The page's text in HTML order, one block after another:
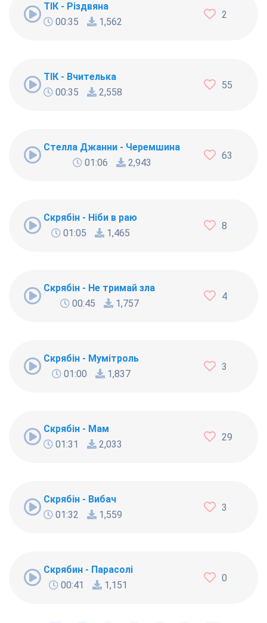
ТІК - Різдвяна
00:35
1,562
2
ТІК - Вчителька
00:35
2,558
55
Стелла Джанни - Черемшина
01:06
2,943
63
Скрябін - Ніби в раю
01:05
1,465
8
Скрябін - Не тримай зла
00:45
1,757
4
Скрябін - Мумітроль
01:00
1,837
3
Скрябiн - Мам
01:31
2,033
29
Скрябін - Вибач
01:32
1,559
3
Скрябин - Парасолі
00:41
1,151
0